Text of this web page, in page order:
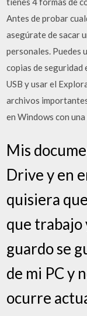
Antes de probar
asegúrate de sacar
personales. Puedes
copias de seguridad
USB y usar el
archivos
en Windows con
Mis
Drive y en
quisiera
que
guardo se
de mi PC y
ocurre